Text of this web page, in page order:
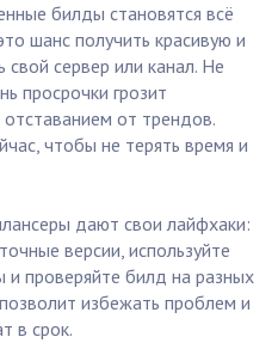
билды становятся всё
шанс получить красивую и
свой сервер или канал. Не
просрочки грозит
от трендов.
чтобы не терять время и
дают свои лайфхаки:
версии, используйте
и проверяйте билд на разных
избежать проблем и
в срок.